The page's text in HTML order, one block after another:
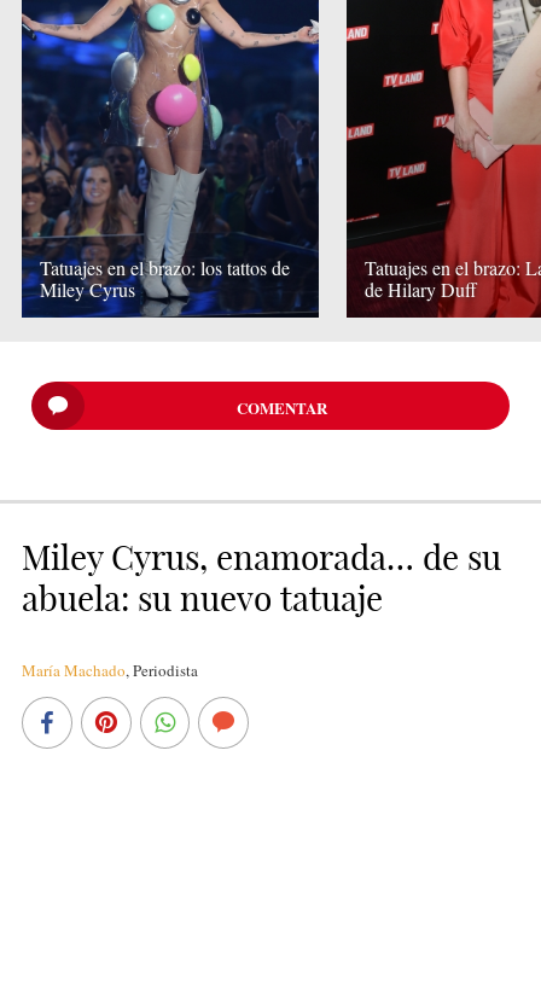
Tatuajes en el brazo: los tattos de
Miley Cyrus
Tatuajes en el brazo:
de Hilary Duff
COMENTAR
Miley Cyrus, enamorada… de su
abuela: su nuevo tatuaje
María Machado,Periodista